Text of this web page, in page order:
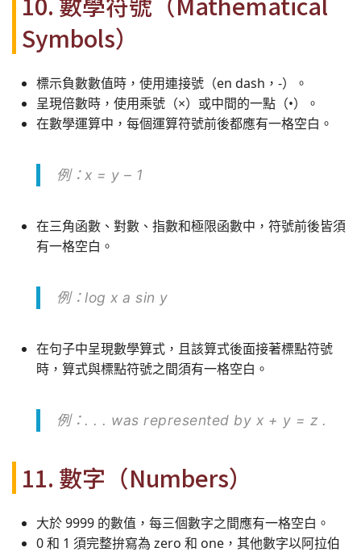
Symbols）
標示負數數值時，使用連接號（en dash，-）。
呈現倍數時，使用乘號（×）或中間的一點（•）。
在數學運算中，每個運算符號前後都應有一格空白。
例：x = y – 1
在三角函數、對數、指數和極限函數中，符號前後皆須
有一格空白。
例：log x a sin y
在句子中呈現數學算式，且該算式後面接著標點符號
時，算式與標點符號之間須有一格空白。
例：. . . was represented by x + y = z .
11. 數字（Numbers）
大於 9999 的數值，每三個數字之間應有一格空白。
0 和 1 須完整拚寫為 zero 和 one，其他數字以阿拉伯